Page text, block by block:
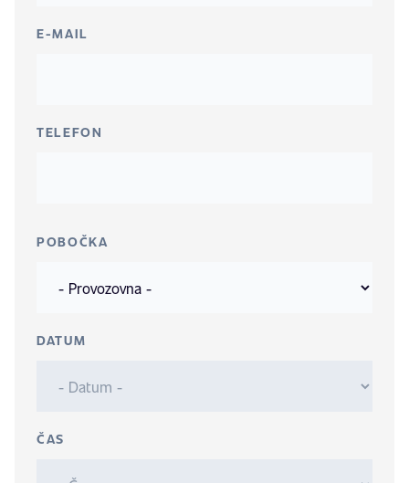
E-MAIL
TELEFON
POBOČKA
DATUM
ČAS